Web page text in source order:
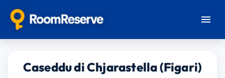
Caseddu di Chjarastella (Figari)